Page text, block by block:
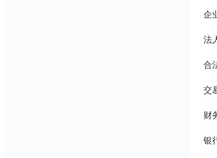
企
法
合
交
财
银